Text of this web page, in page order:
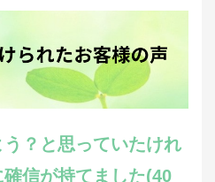
？と思っていたけれ
信が持てました(40